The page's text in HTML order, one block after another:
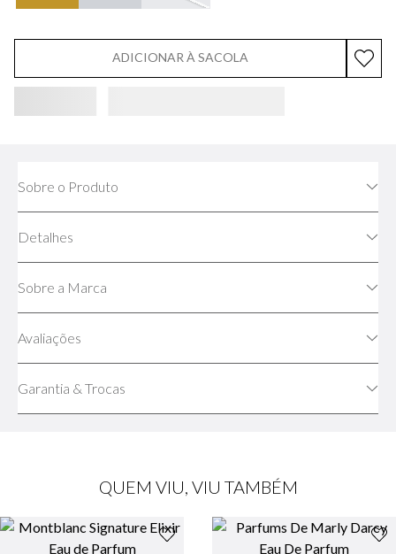
ADICIONAR À SACOLA
Sobre o Produto
Detalhes
Sobre a Marca
Avaliações
Garantia & Trocas
QUEM VIU, VIU TAMBÉM